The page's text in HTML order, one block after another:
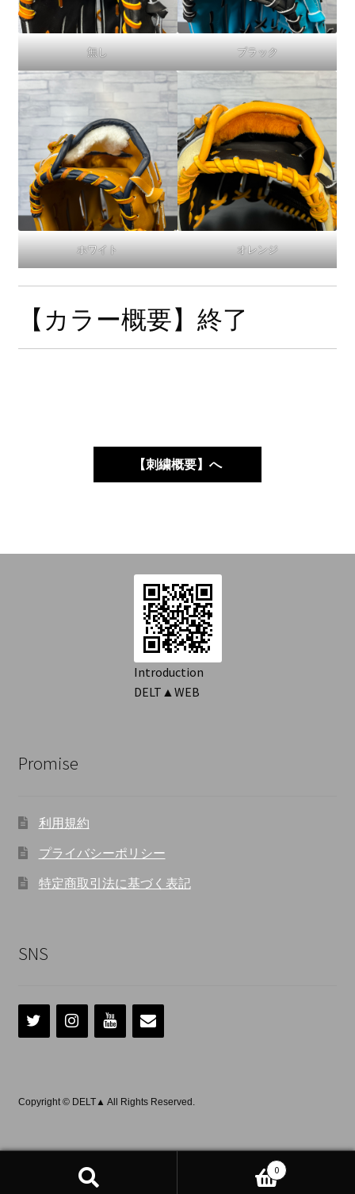
無し ブラック
ホワイト オレンジ
【カラー概要】終了
【刺繍概要】へ
Introduction
DELT▲WEB
Promise
利用規約
プライバシーポリシー
特定商取引法に基づく表記
SNS
Copyright © DELT▲ All Rights Reserved.
0